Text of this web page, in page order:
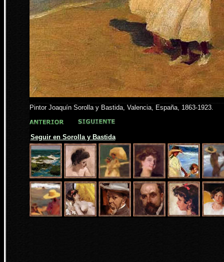
Pintor Joaquín Sorolla y Bastida, Valencia, España, 1863-1923.
Seguir en Sorolla y Bastida